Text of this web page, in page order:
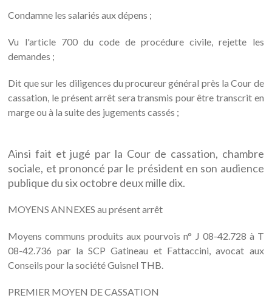
Condamne les salariés aux dépens ;
Vu l'article 700 du code de procédure civile, rejette les
demandes ;
Dit que sur les diligences du procureur général près la Cour de
cassation, le présent arrêt sera transmis pour être transcrit en
marge ou à la suite des jugements cassés ;
Ainsi fait et jugé par la Cour de cassation, chambre
sociale, et prononcé par le président en son audience
publique du six octobre deux mille dix.
MOYENS ANNEXES au présent arrêt
Moyens communs produits aux pourvois n° J 08-42.728 à T
08-42.736 par la SCP Gatineau et Fattaccini, avocat aux
Conseils pour la société Guisnel THB.
PREMIER MOYEN DE CASSATION